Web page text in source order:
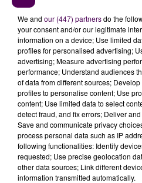
We and our (447) partnersdo the
your consent and/or our legitimate
information on a device; Use limited
profiles for personalised advertising;
advertising; Measure advertising
performance; Understand audiences
of data from different sources;
profiles to personalise content; Use
content; Use limited data to select
detect fraud, and fix errors; Deliver
Save and communicate privacy
process personal data such as IP
following functionalities: Identify
requested; Use precise geolocation
other data sources; Link different
information transmitted automatically.